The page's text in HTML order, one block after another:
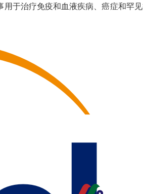
用于治疗免疫和血液疾病、癌症和罕